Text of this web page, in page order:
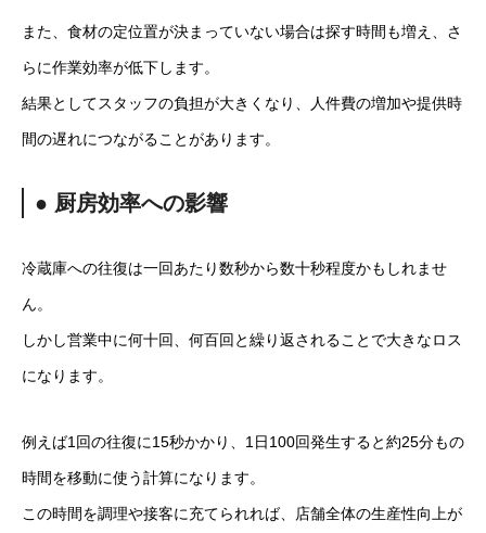
また、食材の定位置が決まっていない場合は探す時間も増え、さ
らに作業効率が低下します。
結果としてスタッフの負担が大きくなり、人件費の増加や提供時
間の遅れにつながることがあります。
● 厨房効率への影響
冷蔵庫への往復は一回あたり数秒から数十秒程度かもしれませ
ん。
しかし営業中に何十回、何百回と繰り返されることで大きなロス
になります。
例えば1回の往復に15秒かかり、1日100回発生すると約25分もの
時間を移動に使う計算になります。
この時間を調理や接客に充てられれば、店舗全体の生産性向上が